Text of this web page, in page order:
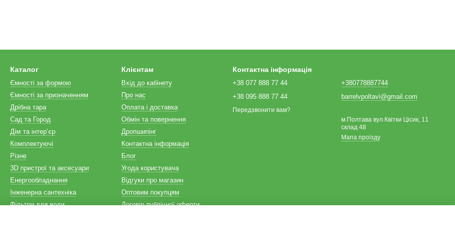
Каталог
Ємності за формою
Ємності за призначенням
Дрібна тара
Сад та Город
Дім та інтерʼєр
Комплектуючі
Різне
3D пристрої та аксесуари
Енергообладнання
Інженерна сантехніка
Фільтри для води
Клієнтам
Вхід до кабінету
Про нас
Оплата і доставка
Обмін та повернення
Дропшипінг
Контактна інформація
Блог
Угода користувача
Відгуки про магазин
Оптовим покупцям
Договір публічної оферти
Контактна інформація
+38 077 888 77 44
+38 095 888 77 44
Передзвонити вам?
+380778887744
barrelvpoltavi@gmail.com
м.Полтава вул.Квітки Цісик, 11
склад 48
Мапа проїзду